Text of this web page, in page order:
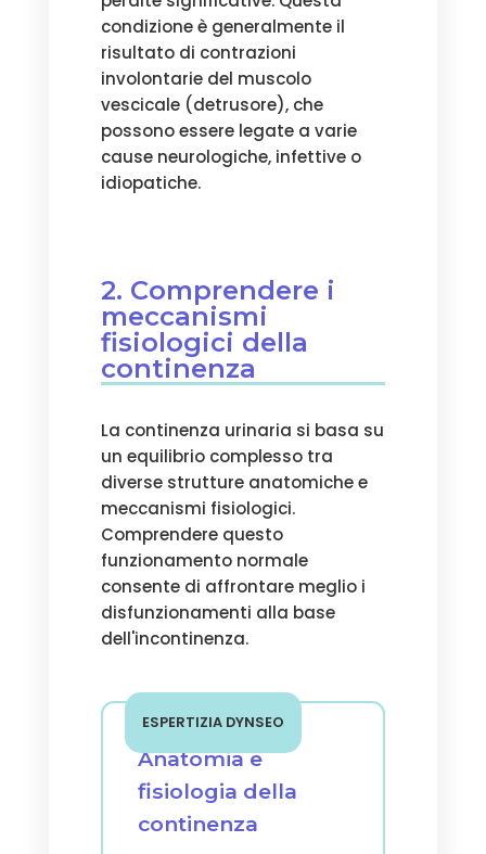
condizione è generalmente il
risultato di contrazioni
involontarie del muscolo
vescicale (detrusore), che
possono essere legate a varie
cause neurologiche, infettive o
idiopatiche.
2. Comprendere i
meccanismi
fisiologici della
continenza
La continenza urinaria si basa su
un equilibrio complesso tra
diverse strutture anatomiche e
meccanismi fisiologici.
Comprendere questo
funzionamento normale
consente di affrontare meglio i
disfunzionamenti alla base
dell'incontinenza.
ESPERTIZIA DYNSEO
Anatomia e
fisiologia della
continenza